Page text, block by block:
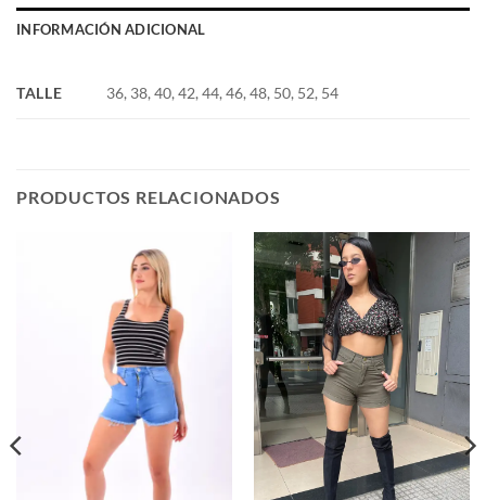
INFORMACIÓN ADICIONAL
TALLE 36, 38, 40, 42, 44, 46, 48, 50, 52, 54
PRODUCTOS RELACIONADOS